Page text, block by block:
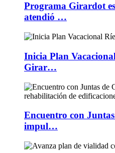
Programa Girardot
atendió …
Inicia Plan
Girar…
Encuentro con
impul…